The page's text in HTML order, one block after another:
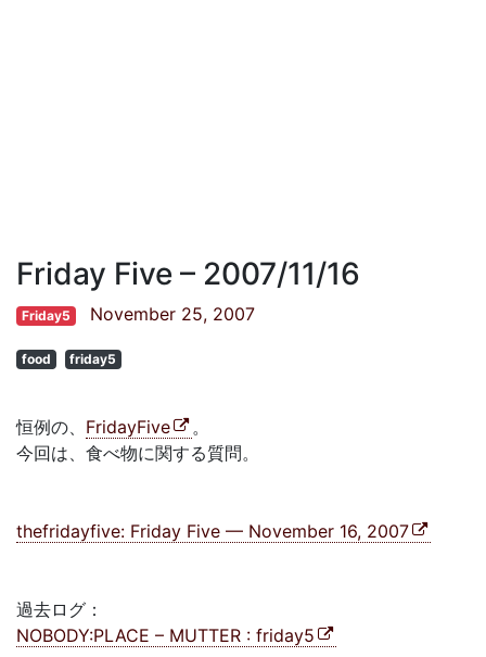
Friday Five – 2007/11/16
Friday5 November 25, 2007
food friday5
恒例の、 FridayFive
。
今回は、食べ物に関する質問。
thefridayfive: Friday Five — November 16, 2007
過去ログ：
NOBODY:PLACE – MUTTER : friday5